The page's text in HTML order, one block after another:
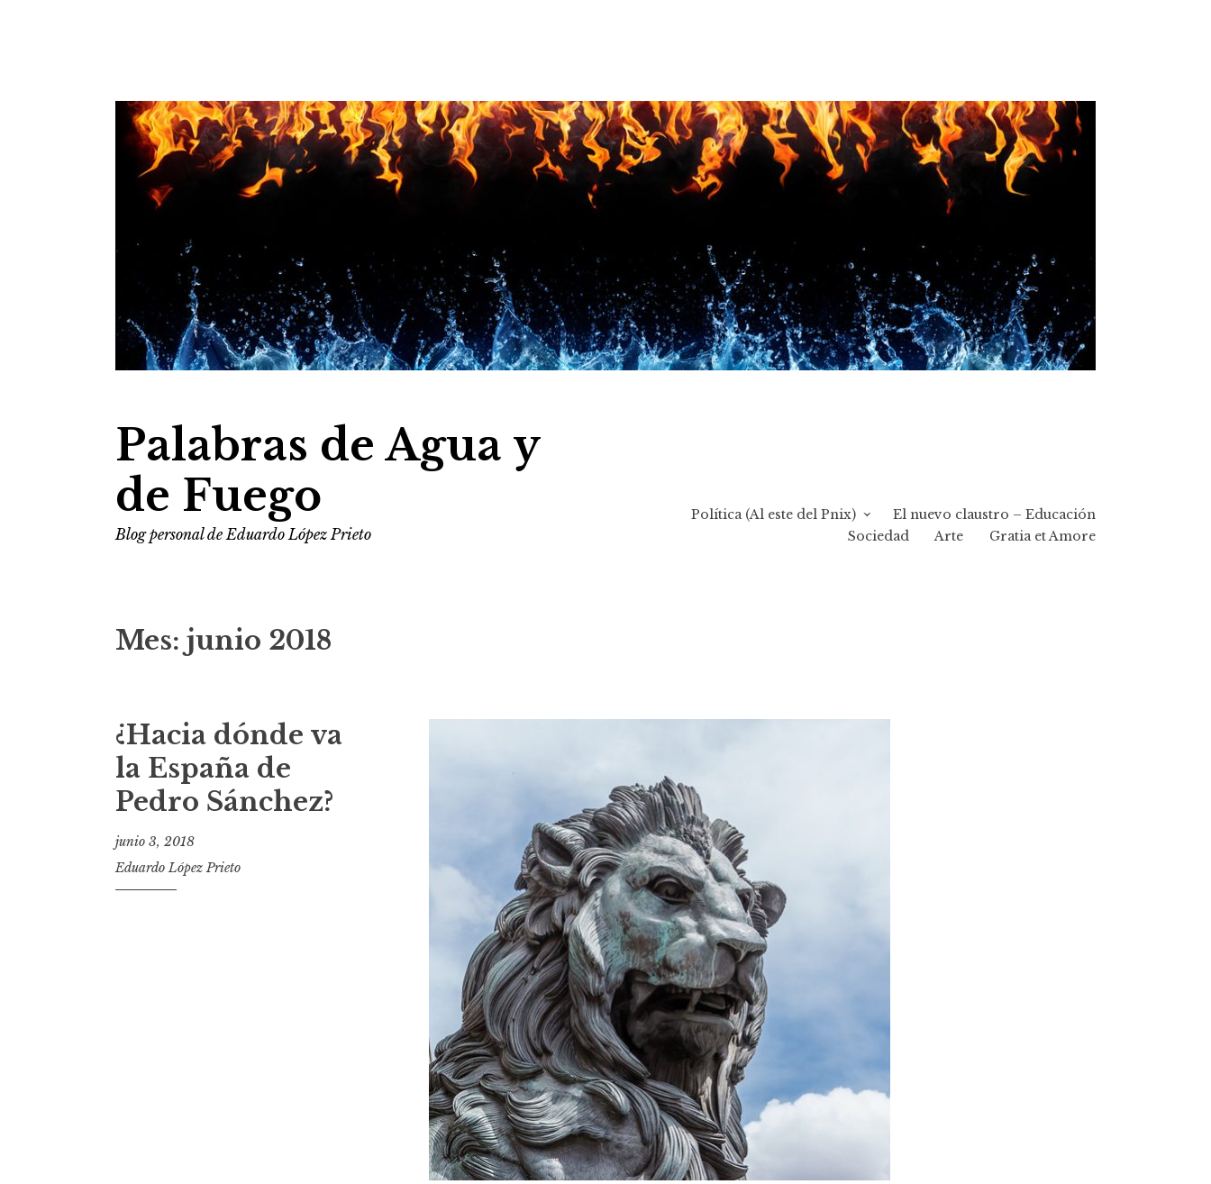
al
contenido
Palabras de Agua y
de Fuego
Blog personal de Eduardo López Prieto
Política (Al este del Pnix)
El nuevo claustro – Educación
Sociedad
Arte Gratia et Amore
Mes: junio 2018
¿Hacia dónde va
la España de
Pedro Sánchez?
junio 3, 2018
Eduardo López Prieto